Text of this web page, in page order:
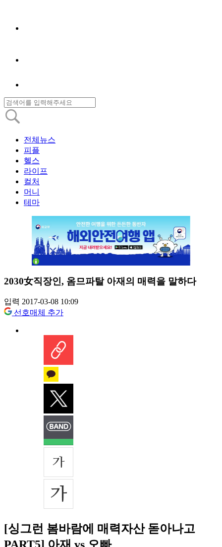
전체뉴스
피플
헬스
라이프
컬처
머니
테마
2030女직장인, 옴므파탈 아재의 매력을 말하다
입력 2017-03-08 10:09
선호매체 추가
[싱그런 봄바람에 매력자산 돋아나고